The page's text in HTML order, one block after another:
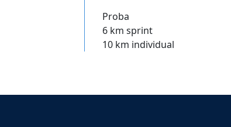
Proba
6 km sprint
10 km individual